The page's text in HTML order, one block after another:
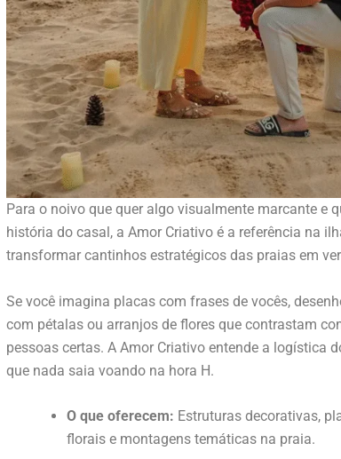
Para o noivo que quer algo visualmente marcante e
história do casal, a Amor Criativo é a referência na
transformar cantinhos estratégicos das praias em
Se você imagina placas com frases de vocês,
com pétalas ou arranjos de flores que contrastam
pessoas certas. A Amor Criativo entende a logística
que nada saia voando na hora H.
O que oferecem: Estruturas decorativas,
florais e montagens temáticas na praia.